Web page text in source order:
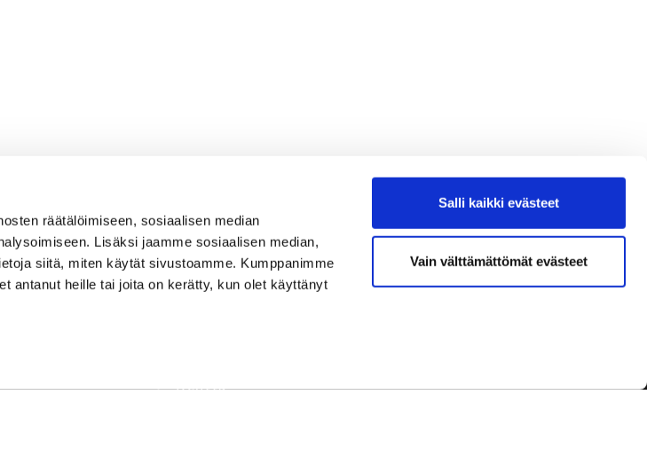
räätälöimiseen, sosiaalisen median
Lisäksi jaamme sosiaalisen median,
siitä, miten käytät sivustoamme. Kumppanimme
antanut heille tai joita on kerätty, kun olet käyttänyt
Salli kaikki evästeet
Vain välttämättömät evästeet
Kenttä